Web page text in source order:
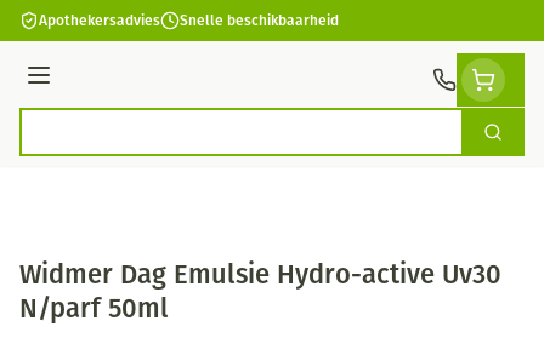
Ga naar de inhoud
Apothekersadvies Snelle beschikbaarheid
Menu
Zoek
Widmer Dag Emulsie Hydro-active Uv30
N/parf 50ml